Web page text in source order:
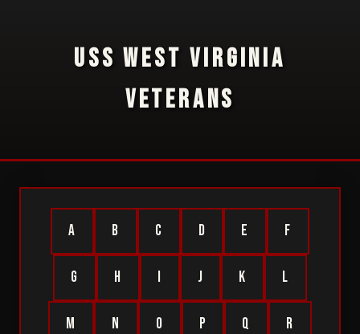
USS WEST VIRGINIA
VETERANS
A B C D E F
G H I J K L
M N O P Q R